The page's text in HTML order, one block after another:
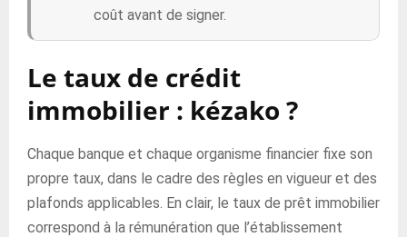
coût avant de signer.
Le taux de crédit
immobilier : kézako ?
Chaque banque et chaque organisme financier fixe son
propre taux, dans le cadre des règles en vigueur et des
plafonds applicables. En clair, le taux de prêt immobilier
correspond à la rémunération que l’établissement